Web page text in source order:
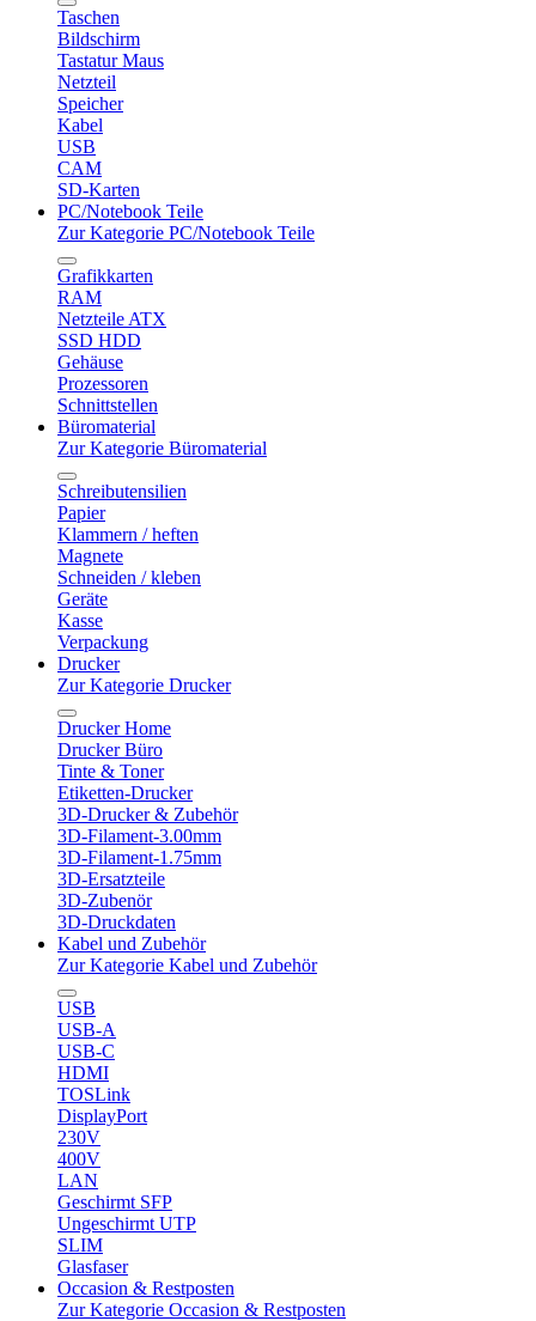
Taschen
Bildschirm
Tastatur Maus
Netzteil
Speicher
Kabel
USB
CAM
SD-Karten
PC/Notebook Teile
Zur Kategorie PC/Notebook Teile
Grafikkarten
RAM
Netzteile ATX
SSD HDD
Gehäuse
Prozessoren
Schnittstellen
Büromaterial
Zur Kategorie Büromaterial
Schreibutensilien
Papier
Klammern / heften
Magnete
Schneiden / kleben
Geräte
Kasse
Verpackung
Drucker
Zur Kategorie Drucker
Drucker Home
Drucker Büro
Tinte & Toner
Etiketten-Drucker
3D-Drucker & Zubehör
3D-Filament-3.00mm
3D-Filament-1.75mm
3D-Ersatzteile
3D-Zubenör
3D-Druckdaten
Kabel und Zubehör
Zur Kategorie Kabel und Zubehör
USB
USB-A
USB-C
HDMI
TOSLink
DisplayPort
230V
400V
LAN
Geschirmt SFP
Ungeschirmt UTP
SLIM
Glasfaser
Occasion & Restposten
Zur Kategorie Occasion & Restposten